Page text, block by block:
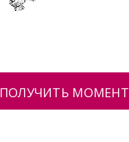
ПОЛУЧИТЬ